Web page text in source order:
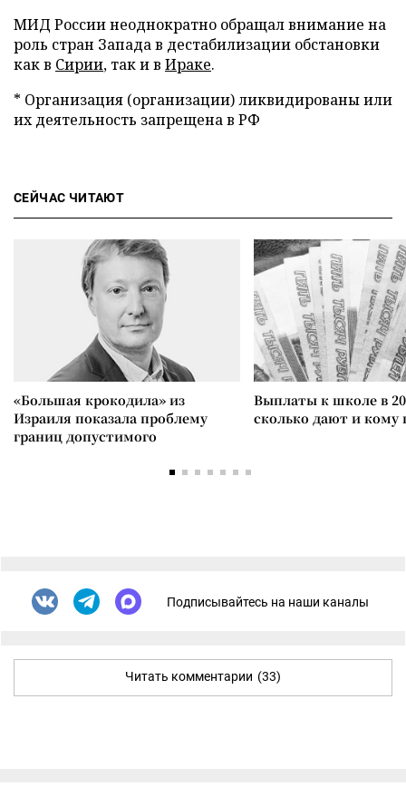
МИД России неоднократно обращал внимание на
роль стран Запада в дестабилизации обстановки
как в Сирии, так и в Ираке.
* Организация (организации) ликвидированы или
их деятельность запрещена в РФ
СЕЙЧАС ЧИТАЮТ
«Большая крокодила» из
Израиля показала проблему
границ допустимого
Выплаты к школе в
сколько дают и
Подписывайтесь на наши каналы
Читать комментарии (33)